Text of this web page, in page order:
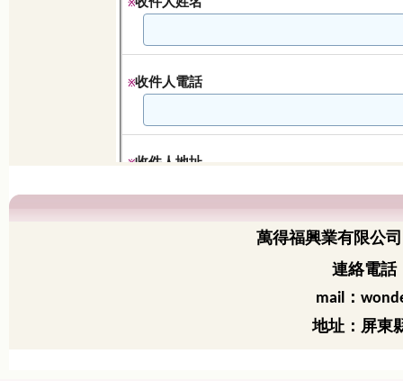
萬得福興業有限公司
連絡電
mail ：
地址：屏東